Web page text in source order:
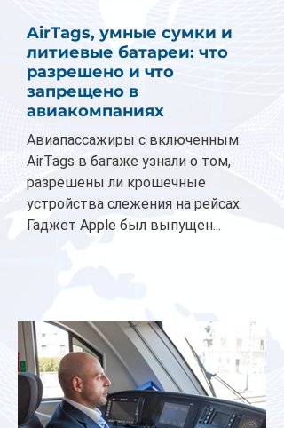
AirTags, умные сумки и
литиевые батареи: что
разрешено и что
запрещено в
авиакомпаниях
Авиапассажиры с включенным
AirTags в багаже узнали о том,
разрешены ли крошечные
устройства слежения на рейсах.
Гаджет Apple был выпущен...